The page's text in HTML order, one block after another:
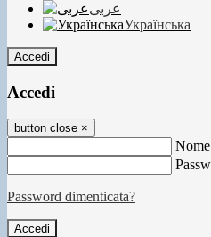
عربى
Українська
Accedi
Accedi
button close ×
Password dimenticata?